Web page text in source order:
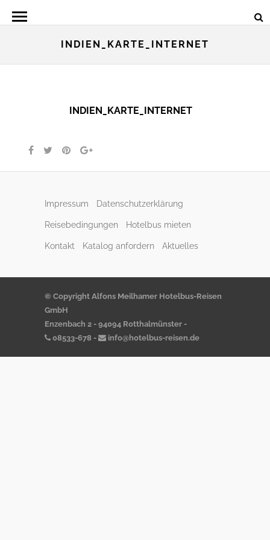
INDIEN_KARTE_INTERNET
INDIEN_KARTE_INTERNET
Impressum Datenschutzerklärung
Reisebedingungen Hotelbus mieten
Kontakt Katalog anfordern Aktuelles
© Copyright Alfons Meilhamer Hotelbus-Reisen
GmbH
Enzenbach 2 - 94094 Rotthalmünster -
08533-678 - info@hotelbus-reisen.de